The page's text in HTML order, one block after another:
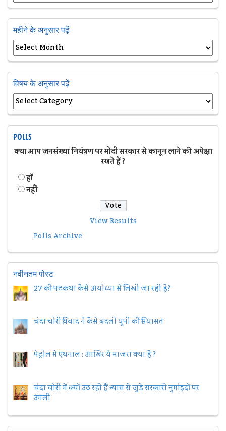
महीने के अनुसार पढ़ें
विषय के अनुसार पढ़ें
POLLS
क्या आप जनसंख्या नियंत्रण पर मोदी सरकार से कानून लाने की अपेक्षा
रखते हैं ?
हॉं
नहीं
View Results
Polls Archive
नवीनतम पोस्ट
27 की पटकथा कैसे अयोध्या से लिखी जा रही है?
चंदा चोरी विवाद ने कैसे बदली यूपी की सियासत
पेट्रोल में एथनाल : आख़िर ये माजरा क्या है ?
चंदा चोरी में क्यों उठ रही हैैं न्यास से जुड़े सरकारी नुमांइदों पर
उंगली